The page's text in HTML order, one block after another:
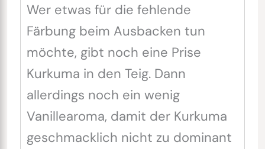
Wer etwas für die fehlende
Färbung beim Ausbacken tun
möchte, gibt noch eine Prise
Kurkuma in den Teig. Dann
allerdings noch ein wenig
Vanillearoma, damit der Kurkuma
geschmacklich nicht zu dominant